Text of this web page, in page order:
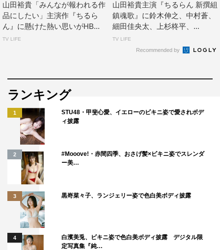
ション練習に付き合っていただいて。もうみなさんにも十
分伝わっていると思うんですけど、あんなに器の大きい方
る芹沢さんならどんな飛び込み方をしても受け止めてもら
き渡辺一貴監督が楽しそうだったんですよ。芹沢さんと沖
田しかいなかったシーンから、土方さんと近藤（鈴木伸
之）さんが合流して……って、流れで撮っていったんです
けど。その楽しそうな表情を見たときに「あ、自分たちの
やってきたことは間違っていなかったな」って思いまし
た。
◆土方歳三としては、やはり芹沢鴨とやり合いたかったと
いう気持ちだったと思いますが、山田さんとしても同じ思
いですか？
山田：もちろんそうですね。もし僕がタイムスリップし
て、同じように刀で生きている人間になっていたとした
山田裕貴「みんなが報われる作
品にしたい」主演作『ちるら
ん』に懸けた熱い思いがHB...
TV LIFE
山田裕貴主演『ちるらん 新撰組
鎮魂歌』に鈴木伸之、中村蒼、
細田佳央太、上杉柊平、...
TV LIFE
Recommended by
ランキング
1
STU48・甲斐心愛、イエローのビキニ姿で愛されボデ
ィ披露
2
#Mooove!・赤間四季、おさげ髪×ビキニ姿でスレンダ
ー美…
3 黒嵜菜々子、ランジェリー姿で色白美ボディ披露
4
白濱美兎、ビキニ姿で色白美ボディ披露 デジタル限
定写真集『純…